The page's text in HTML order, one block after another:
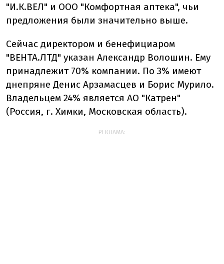
"И.К.ВЕЛ" и ООО "Комфортная аптека", чьи
предложения были значительно выше.
Сейчас директором и бенефициаром
"ВЕНТА.ЛТД" указан Александр Волошин. Ему
принадлежит 70% компании. По 3% имеют
днепряне Денис Арзамасцев и Борис Мурило.
Владельцем 24% является АО "Катрен"
(Россия, г. Химки, Московская область).
РЕКЛАМА: